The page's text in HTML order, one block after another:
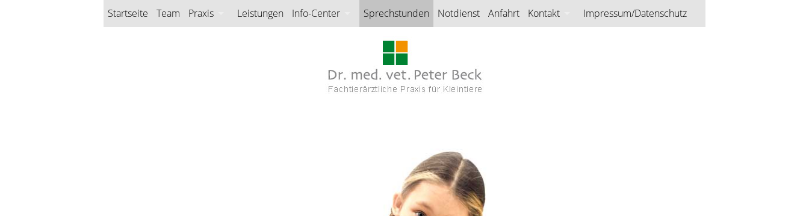
Startseite Team Praxis Leistungen Info-Center Sprechstunden Notdienst Anfahrt Kontakt Impressum/Datenschutz